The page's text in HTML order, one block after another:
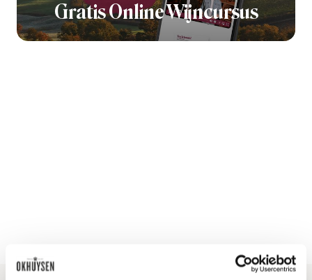
Gratis Online Wijncursus